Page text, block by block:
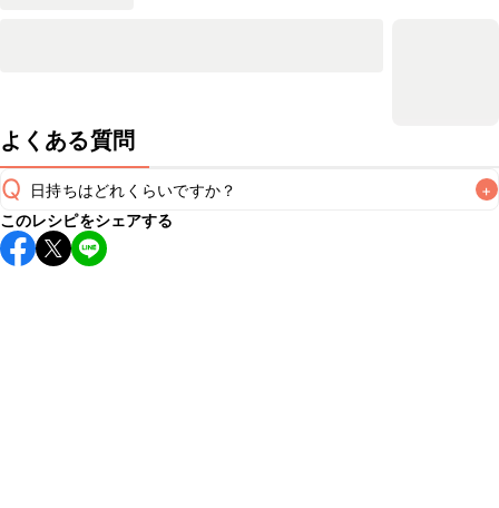
よくある質問
Q 日持ちはどれくらいですか？ +
保存期間は冷蔵で当日中が目安です。なるべくお早めにお召
し上がりください。
このレシピをシェアする